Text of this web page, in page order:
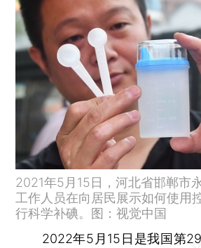
2021年5月15日，河北省邯郸市
工作人员在向居民展示如何使用
行科学补碘。图：视觉中国
2022年5月15日是我国第29